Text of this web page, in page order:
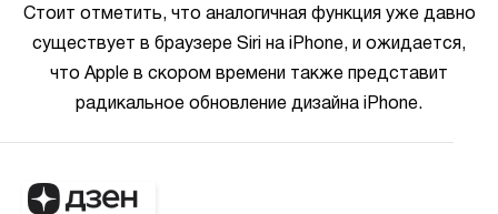
Стоит отметить, что аналогичная функция уже давно
существует в браузере Siri на iPhone, и ожидается,
что Apple в скором времени также представит
радикальное обновление дизайна iPhone.